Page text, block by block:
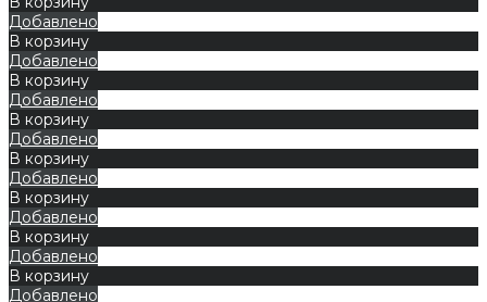
Добавлено
В корзину
Добавлено
В корзину
Добавлено
В корзину
Добавлено
В корзину
Добавлено
В корзину
Добавлено
В корзину
Добавлено
В корзину
Добавлено